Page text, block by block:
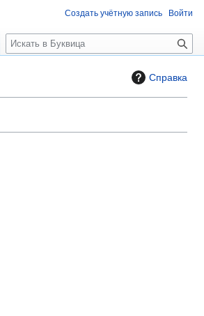
Справка
Создать учётную запись Войти
П
о
к